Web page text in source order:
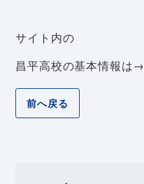
サイト内の
昌平高校の基本情報は→
前へ戻る